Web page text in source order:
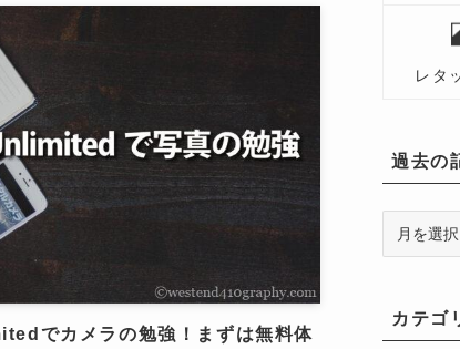
でカメラの勉強！まずは無料体
レタ
過去の
去
事カテゴ